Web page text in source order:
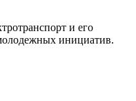
и его
инициатив.